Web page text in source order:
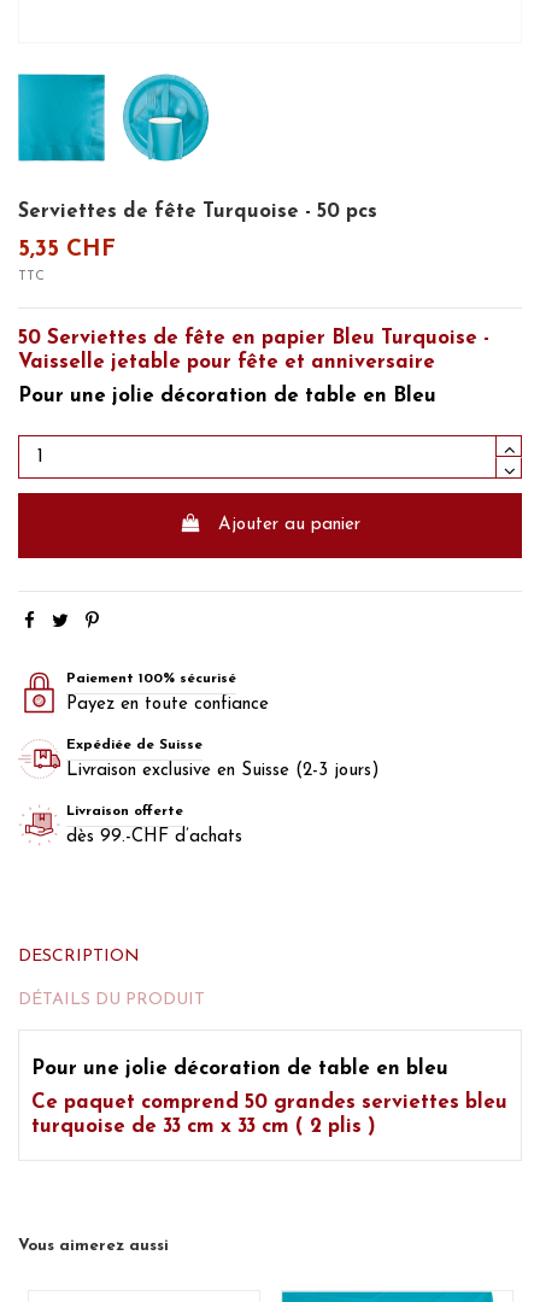
Serviettes de fête Turquoise - 50 pcs
5,35 CHF
TTC
50 Serviettes de fête en papier Bleu Turquoise -
Vaisselle jetable pour fête et anniversaire
Pour une jolie décoration de table en Bleu
Ajouter au panier
Paiement 100% sécurisé
Payez en toute confiance
Expédiée de Suisse
Livraison exclusive en Suisse (2-3 jours)
Livraison offerte
dès 99.-CHF d’achats
DESCRIPTION
DÉTAILS DU PRODUIT
Pour une jolie décoration de table en bleu
Ce paquet comprend 50 grandes serviettes bleu
turquoise de 33 cm x 33 cm ( 2 plis )
Vous aimerez aussi